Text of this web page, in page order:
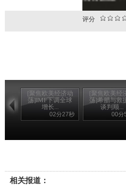
评分
[聚焦欧美经济动
荡]IMF下调全球
增长...
02分27秒
[聚焦欧美经
荡]希腊与救
谈判顺...
00分
相关报道：